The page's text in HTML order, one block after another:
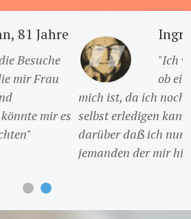
- Ansbach, 76 Jahre
mir zwar Anfangs nicht sicher
Hilfe zu Hause das Richtige für
gut die meisten Aufgaben
möchte, aber ich bin froh
Gesellschaft habe und